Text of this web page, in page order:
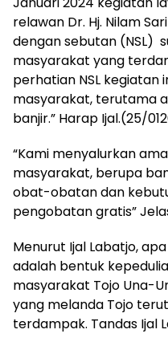
relawan Dr. Hj. Nilam
dengan sebutan (NSL)
masyarakat yang
perhatian NSL
masyarakat, terutama
banjir.” Harap Ijal.(25/
“Kami menyalurkan
masyarakat, berupa
obat-obatan dan
pengobatan gratis”
Menurut Ijal Labatjo,
adalah bentuk
masyarakat Tojo Una-
yang melanda Tojo
terdampak. Tandas Ijal